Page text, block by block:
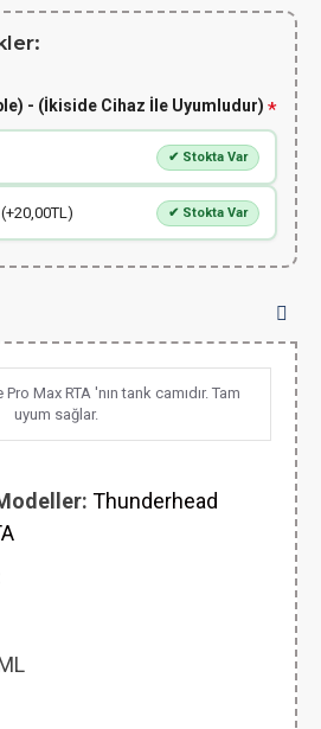
- (İkiside Cihaz İle Uyumludur)
✔ Stokta Var
✔ Stokta Var
Max RTA 'nın tank camıdır. Tam
uyum sağlar.
Thunderhead